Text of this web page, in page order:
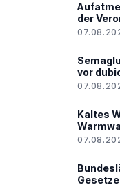
der
vor
Kaltes